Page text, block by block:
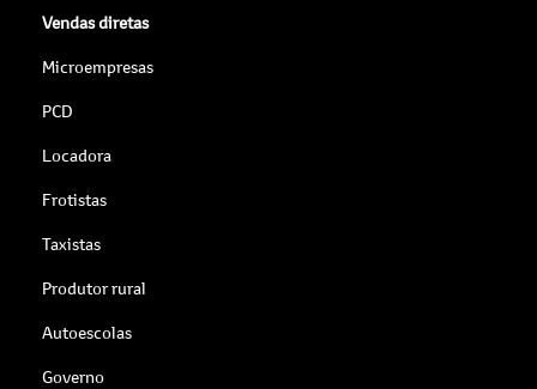
Vendas diretas
Microempresas
PCD
Locadora
Frotistas
Taxistas
Produtor rural
Autoescolas
Governo